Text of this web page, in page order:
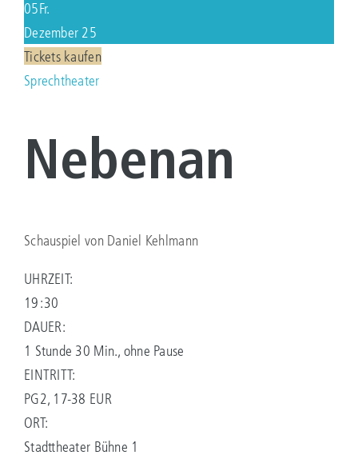
KONTAKT
05Fr.
Dezember 25
Tickets kaufen
Sprechtheater
Nebenan
Schauspiel von Daniel Kehlmann
UHRZEIT:
19:30
DAUER:
1 Stunde 30 Min., ohne Pause
EINTRITT:
PG2, 17-38 EUR
ORT:
Stadttheater Bühne 1